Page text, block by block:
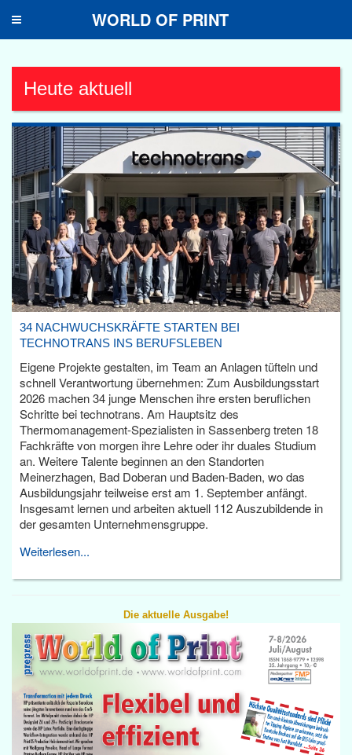
Toggle
WORLD OF PRINT
Heute aktuell
34 NACHWUCHSKRÄFTE STARTEN BEI
TECHNOTRANS INS BERUFSLEBEN
Eigene Projekte gestalten, im Team an Anlagen tüfteln und
schnell Verantwortung übernehmen: Zum Ausbildungsstart
2026 machen 34 junge Menschen ihre ersten beruflichen
Schritte bei technotrans. Am Hauptsitz des
Thermomanagement-Spezialisten in Sassenberg treten 18
Fachkräfte von morgen ihre Lehre oder ihr duales Studium
an. Weitere Talente beginnen an den Standorten
Meinerzhagen, Bad Doberan und Baden-Baden, wo das
Ausbildungsjahr teilweise erst am 1. September anfängt.
Insgesamt lernen und arbeiten aktuell 112 Auszubildende in
der gesamten Unternehmensgruppe.
Weiterlesen...
Die aktuelle Ausgabe!